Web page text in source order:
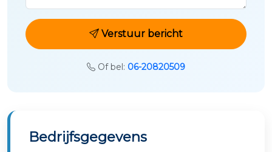
Verstuur bericht
Of bel: 06-20820509
Bedrijfsgegevens